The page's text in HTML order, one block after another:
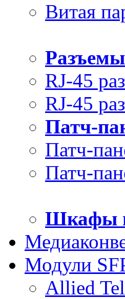
Витая
RJ-45
RJ-45
Патч-
Патч-
Патч-
Шкафы
Модули
Allied